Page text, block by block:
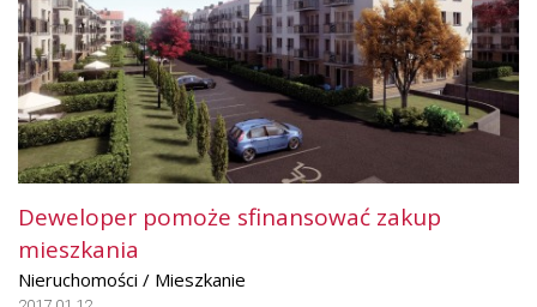
Deweloper pomoże sfinansować zakup
mieszkania
Nieruchomości / Mieszkanie